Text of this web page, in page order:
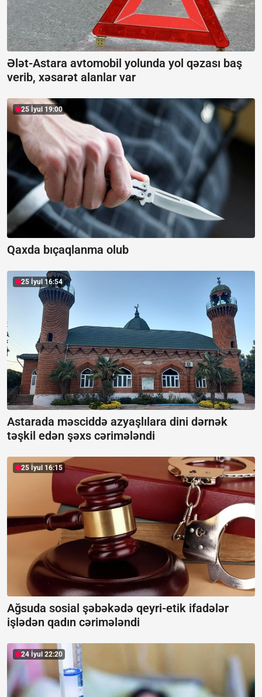
Ələt-Astara avtomobil yolunda yol qəzası baş
verib, xəsarət alanlar var
25 İyul 19:00
Qaxda bıçaqlanma olub
25 İyul 16:54
Astarada məsciddə azyaşlılara dini dərnək
təşkil edən şəxs cərimələndi
25 İyul 16:15
Ağsuda sosial şəbəkədə qeyri-etik ifadələr
işlədən qadın cərimələndi
24 İyul 22:20